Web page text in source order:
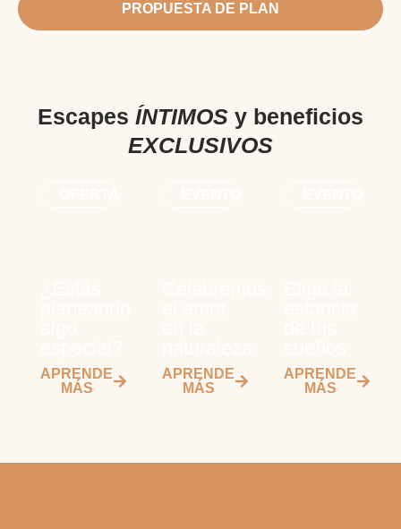
PROPUESTA DE PLAN
Escapes ÍNTIMOS y beneficios
EXCLUSIVOS
APRENDE
MÁS
APRENDE
MÁS
APRENDE
MÁS